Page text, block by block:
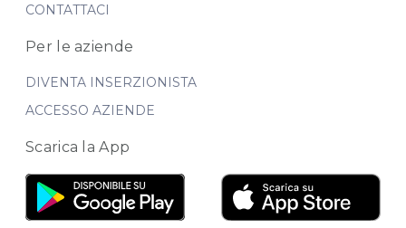
CONTATTACI
Per le aziende
DIVENTA INSERZIONISTA
ACCESSO AZIENDE
Scarica la App